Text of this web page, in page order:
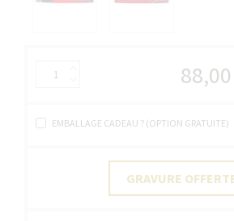
EMBALLAGE CADEAU ? (OPTION GRATUITE)
GRAVURE